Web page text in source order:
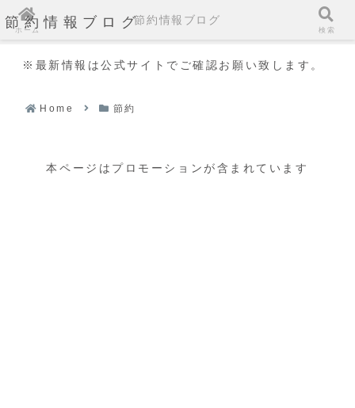
節約情報ブログ
※最新情報は公式サイトでご確認お願い致します。
Home 節約
本ページはプロモーションが含まれています
ホーム
節約情報ブログ
検索